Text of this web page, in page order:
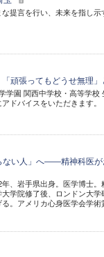
提言を行い、未来を指し
頑張ってもどうせ無理」
園 関西中学校・高等学校
ドバイスをいただきます
ない人」へ――精神科医
、岩手県出身。医学博士
学院修了後、ロンドン大
。アメリカ心身医学会学